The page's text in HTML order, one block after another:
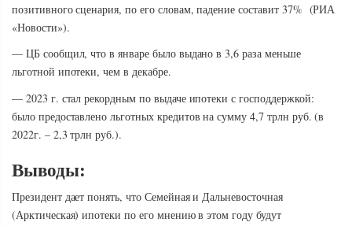
позитивного сценария, по его словам, падение составит 37% (РИА
«Новости»).
— ЦБ сообщил, что в январе было выдано в 3,6 раза меньше
льготной ипотеки, чем в декабре.
— 2023 г. стал рекордным по выдаче ипотеки с господдержкой:
было предоставлено льготных кредитов на сумму 4,7 трлн руб. (в
2022г. – 2,3 трлн руб.).
Выводы:
Президент дает понять, что Семейная и Дальневосточная
(Арктическая) ипотеки по его мнению в этом году будут